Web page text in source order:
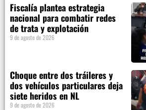
Fiscalía plantea estrategia
nacional para combatir redes
de trata y explotación
9 de agosto de 2026
Choque entre dos tráileres y
dos vehículos particulares deja
siete heridos en NL
9 de agosto de 2026